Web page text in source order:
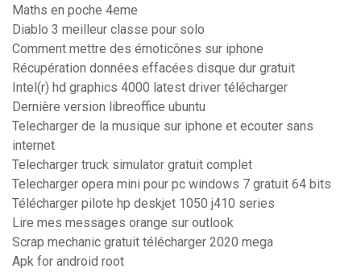
Maths en poche 4eme
Diablo 3 meilleur classe pour solo
Comment mettre des émoticônes sur iphone
Récupération données effacées disque dur gratuit
Intel(r) hd graphics 4000 latest driver télécharger
Dernière version libreoffice ubuntu
Telecharger de la musique sur iphone et ecouter sans
internet
Telecharger truck simulator gratuit complet
Telecharger opera mini pour pc windows 7 gratuit 64 bits
Télécharger pilote hp deskjet 1050 j410 series
Lire mes messages orange sur outlook
Scrap mechanic gratuit télécharger 2020 mega
Apk for android root